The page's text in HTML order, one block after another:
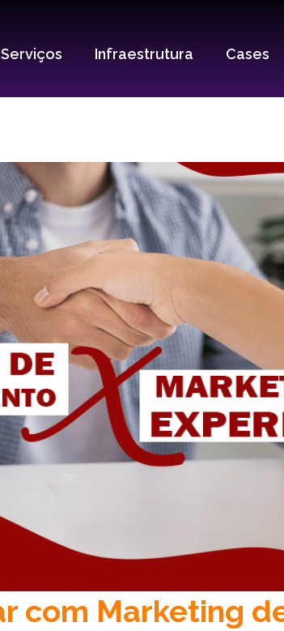
Serviços Infraestrutura Cases
com Marketing